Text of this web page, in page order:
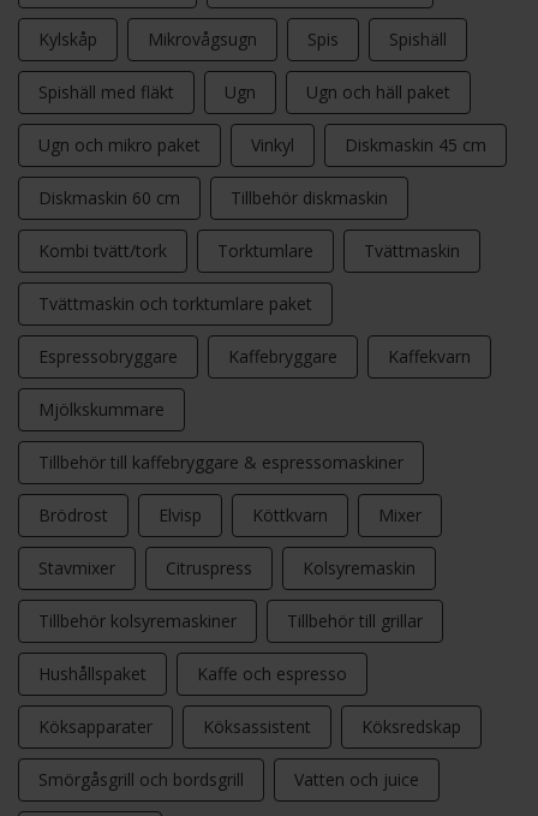
Kylskåp Mikrovågsugn Spis Spishäll
Spishäll med fläkt Ugn Ugn och häll paket
Ugn och mikro paket Vinkyl Diskmaskin 45 cm
Diskmaskin 60 cm Tillbehör diskmaskin
Kombi tvätt/tork Torktumlare Tvättmaskin
Tvättmaskin och torktumlare paket
Espressobryggare Kaffebryggare Kaffekvarn
Mjölkskummare
Tillbehör till kaffebryggare & espressomaskiner
Brödrost Elvisp Köttkvarn Mixer
Stavmixer Citruspress Kolsyremaskin
Tillbehör kolsyremaskiner Tillbehör till grillar
Hushållspaket Kaffe och espresso
Köksapparater Köksassistent Köksredskap
Smörgåsgrill och bordsgrill Vatten och juice